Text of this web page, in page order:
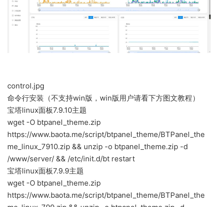
control.jpg
命令行安装（不支持win版，win版用户请看下方图文教程）
宝塔linux面板7.9.10主题
wget -O btpanel_theme.zip
https://www.baota.me/script/btpanel_theme/BTPanel_the
me_linux_7910.zip && unzip -o btpanel_theme.zip -d
/www/server/ && /etc/init.d/bt restart
宝塔linux面板7.9.9主题
wget -O btpanel_theme.zip
https://www.baota.me/script/btpanel_theme/BTPanel_the